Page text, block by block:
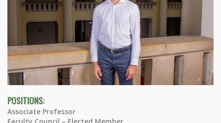
POSITIONS:
Associate Professor
Faculty Council – Elected Member